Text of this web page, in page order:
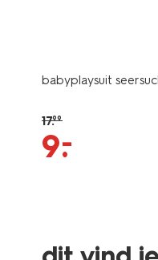
babyplaysuit
17.99
9.
–